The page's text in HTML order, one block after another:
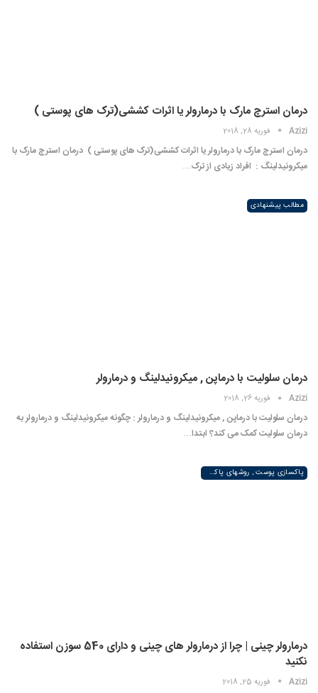
درمان استرچ مارک با درمارولر یا اثرات کششی(ترک های پوستی )
Azizi فوریه 28, 2018
درمان استرچ مارک با درمارولر یا اثرات کششی(ترک های پوستی ) درمان استرچ مارک با
میکرونیدلینگ : افراد زیادی از ترک…
مطالب پیشنهادی
درمان سلولیت با درماپن , میکرونیدلینگ و درمارولر
Azizi فوریه 26, 2018
درمان سلولیت با درماپن , میکرونیدلینگ و درمارولر : چگونه میکرونیدلینگ و درمارولر به
درمان سلولیت کمک می کند؟ ابتدا…
پاکسازی پوست , روشهای پاکسازی پوست صورت و دست , پاکسازی انواع مختلف پوست | لیزر لند
درمارولر چینی | چرا از درمارولر های چینی و دارای 540 سوزن استفاده
نکنید
Azizi فوریه 25, 2018